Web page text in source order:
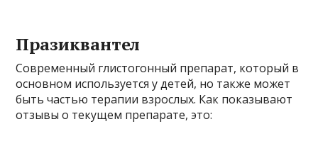
Празиквантел
Современный глистогонный препарат, который в
основном используется у детей, но также может
быть частью терапии взрослых. Как показывают
отзывы о текущем препарате, это: